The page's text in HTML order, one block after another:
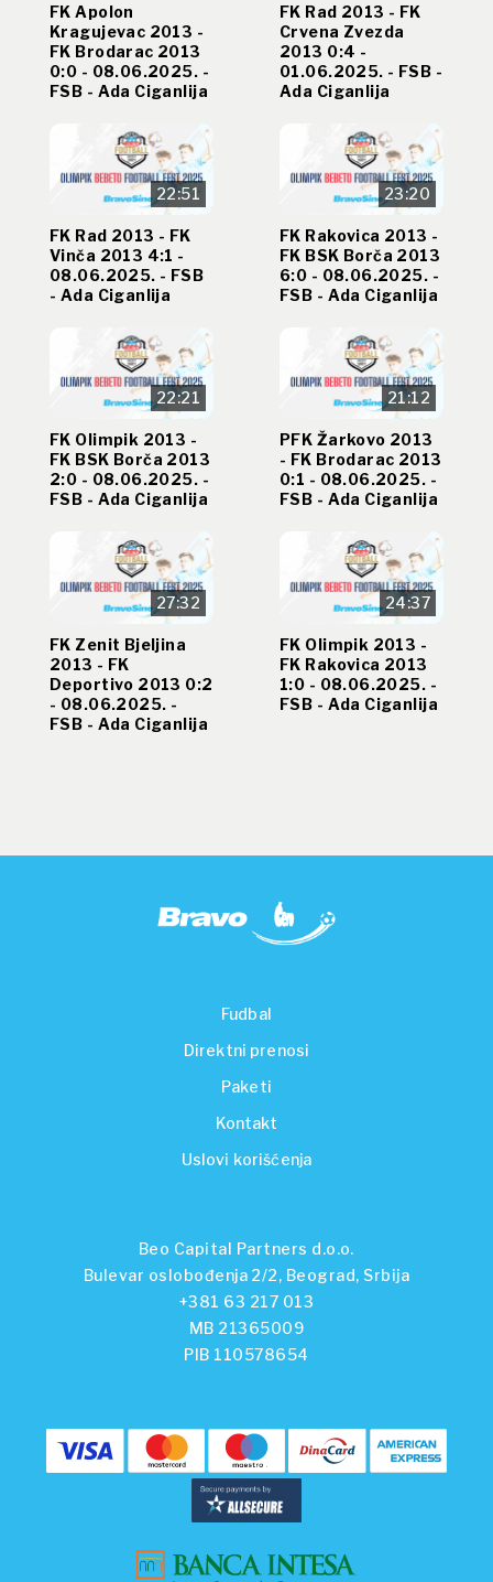
FK Apolon
Kragujevac 2013 -
FK Brodarac 2013
0:0 - 08.06.2025. -
FSB - Ada Ciganlija
FK Rad 2013 - FK
Crvena Zvezda
2013 0:4 -
01.06.2025. - FSB -
Ada Ciganlija
22:51
FK Rad 2013 - FK
Vinča 2013 4:1 -
08.06.2025. - FSB
- Ada Ciganlija
23:20
FK Rakovica 2013 -
FK BSK Borča 2013
6:0 - 08.06.2025. -
FSB - Ada Ciganlija
22:21
FK Olimpik 2013 -
FK BSK Borča 2013
2:0 - 08.06.2025. -
FSB - Ada Ciganlija
21:12
PFK Žarkovo 2013
- FK Brodarac 2013
0:1 - 08.06.2025. -
FSB - Ada Ciganlija
27:32
FK Zenit Bjeljina
2013 - FK
Deportivo 2013 0:2
- 08.06.2025. -
FSB - Ada Ciganlija
24:37
FK Olimpik 2013 -
FK Rakovica 2013
1:0 - 08.06.2025. -
FSB - Ada Ciganlija
Fudbal
Direktni prenosi
Paketi
Kontakt
Uslovi korišćenja
Beo Capital Partners d.o.o.
Bulevar oslobođenja 2/2, Beograd, Srbija
+381 63 217 013
MB 21365009
PIB 110578654